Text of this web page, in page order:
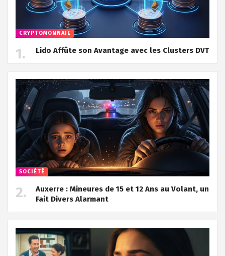
CRYPTOMONNAIE
Lido Affûte son Avantage avec les Clusters DVT
SOCIÉTÉ
Auxerre : Mineures de 15 et 12 Ans au Volant, un
Fait Divers Alarmant